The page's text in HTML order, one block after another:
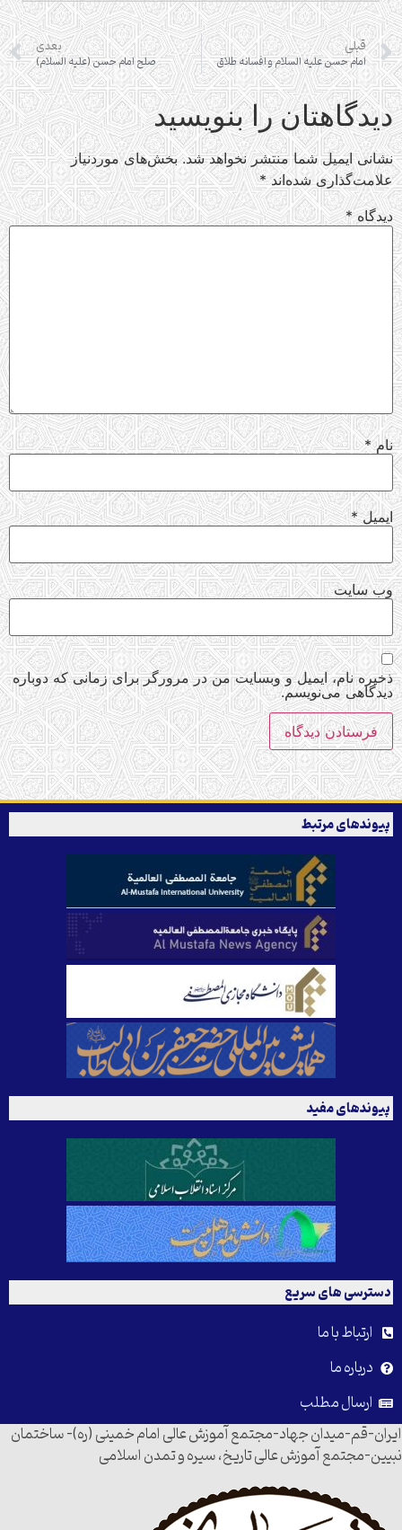
قبلی
امام حسن‏ عليه السلام و افسانه طلاق
بعدی
صلح امام حسن (علیه السلام)
دیدگاهتان را بنویسید
نشانی ایمیل شما منتشر نخواهد شد. بخش‌های موردنیاز
علامت‌گذاری شده‌اند*
دیدگاه*
نام*
ایمیل*
وب‌ سایت
ذخیره نام، ایمیل و وبسایت من در مرورگر برای زمانی که دوباره
دیدگاهی می‌نویسم.
پیوندهای مرتبط
پیوندهای مفید
دسترسی های سریع
ارتباط با ما
درباره ما
ارسال مطلب
ایران-قم-میدان جهاد-مجتمع آموزش عالی امام خمینی (ره)- ساختمان
نبیین-مجتمع آموزش عالی تاریخ، سیره و تمدن اسلامی